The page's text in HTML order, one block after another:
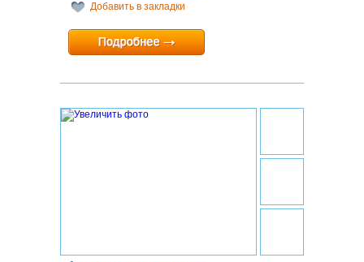
Добавить в закладки
Минимальный срок:1 суток
Расчетный час:12:00